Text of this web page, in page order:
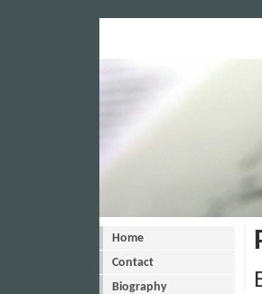
Home
Contact
Biography